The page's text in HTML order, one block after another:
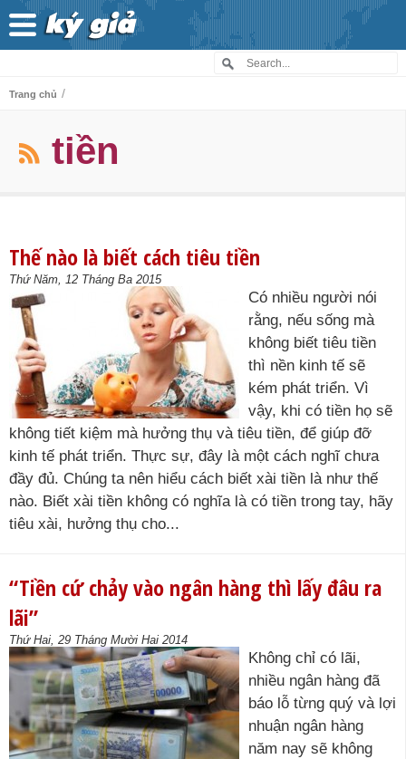
Trang chủ /
tiền
Thế nào là biết cách tiêu tiền
Thứ Năm, 12 Tháng Ba 2015
Có nhiều người nói
rằng, nếu sống mà
không biết tiêu tiền
thì nền kinh tế sẽ
kém phát triển. Vì
vậy, khi có tiền họ sẽ
không tiết kiệm mà hưởng thụ và tiêu tiền, để giúp đỡ
kinh tế phát triển. Thực sự, đây là một cách nghĩ chưa
đầy đủ. Chúng ta nên hiểu cách biết xài tiền là như thế
nào. Biết xài tiền không có nghĩa là có tiền trong tay, hãy
tiêu xài, hưởng thụ cho...
“Tiền cứ chảy vào ngân hàng thì lấy đâu ra
lãi”
Thứ Hai, 29 Tháng Mười Hai 2014
Không chỉ có lãi,
nhiều ngân hàng đã
báo lỗ từng quý và lợi
nhuận ngân hàng
năm nay sẽ không